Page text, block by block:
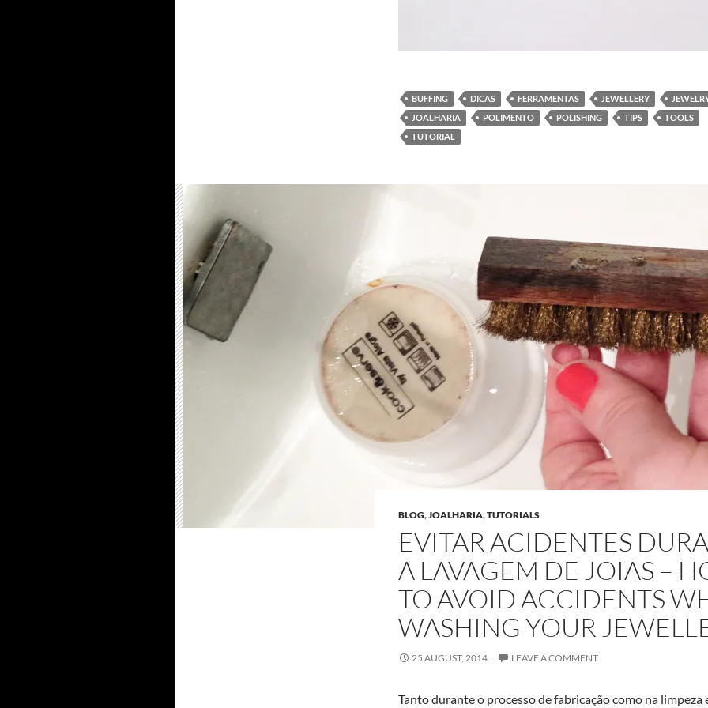
BUFFING DICAS FERRAMENTAS JEWELLERY
JOALHARIA
POLIMENTO POLISHING TIPS
TOOLS
TUTORIAL
BLOG,JOALHARIA,TUTORIALS
EVITAR ACIDENTES
A LAVAGEM DE JOIAS –
TO AVOID ACCIDENTS
WASHING YOUR
25 AUGUST, 2014 LEAVE A COMMENT
Tanto durante o processo de fabricação como na limpeza